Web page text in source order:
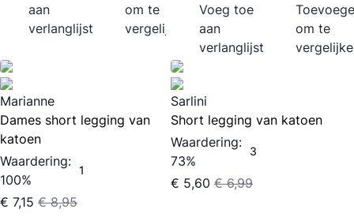
aan
verlanglijst
om te
vergelijken
Voeg toe
aan
verlanglijst
om te
Marianne
Dames short legging van
katoen
Waardering:
100%
1
€ 7,15 € 8,95
Sarlini
Short legging van katoen
Waardering:
73%
3
€ 5,60 € 6,99